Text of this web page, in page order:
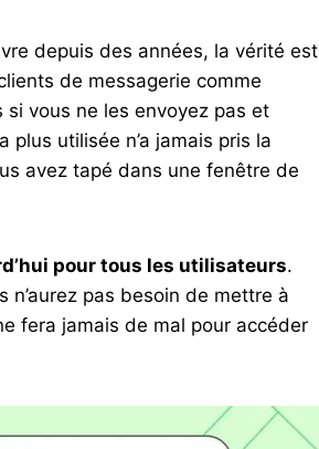
depuis des années, la vérité est
de messagerie comme
vous ne les envoyez pas et
plus utilisée n’a jamais pris la
avez tapé dans une fenêtre de
pour tous les utilisateurs.
n’aurez pas besoin de mettre à
fera jamais de mal pour accéder